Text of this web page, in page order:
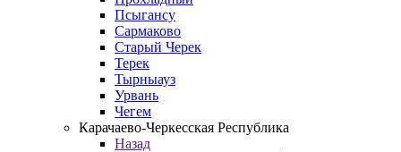
Псыгансу
Сармаково
Старый Черек
Терек
Тырныауз
Урвань
Чегем
Карачаево-Черкесская Республика
Назад